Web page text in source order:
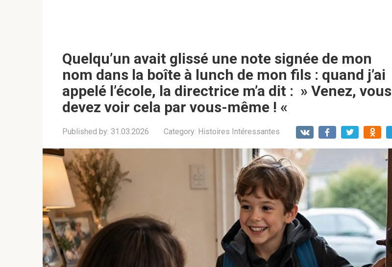
Quelqu’un avait glissé une note signée de mon
nom dans la boîte à lunch de mon fils : quand j’ai
appelé l’école, la directrice m’a dit : » Venez, vous
devez voir cela par vous-même ! «
Published by: 31.03.2026 Category: Histoires Intéressantes